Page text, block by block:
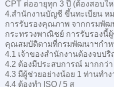
CPT ต่ออายุทุก 3 ปี (ต้องสอบใ
4.สำนักงานบัญชี ขึ้นทะเบียน ห
การรับรองคุณภาพ จากกรมพัฒ
กระทรวงพาณิชย์ การรับรองนี้
คุณสมบัติตามที่กรมพัฒนาฯกำห
4.1 เจ้าของสำนักงานต้องจบ
4.2 ต้องมีประสบการณ์ มากกว่
4.3 มีผู้ช่วยอย่างน้อย 1 ท่านท
4.4 ต้องทำ ISO / 5 ส